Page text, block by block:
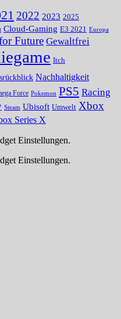
2022 2023 2025
Cloud-Gaming E3 2021 Europa
Future Gewaltfrei
Itch
Nachhaltigkeit
Force Pokemon PS5 Racing
Steam Ubisoft Umwelt Xbox
Series X
Einstellungen.
Einstellungen.